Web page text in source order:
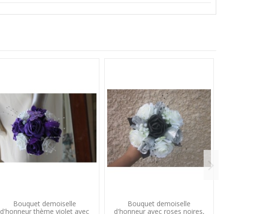
Bouquet demoiselle
d'honneur thème violet avec
Bouquet demoiselle
d'honneur avec roses noires,